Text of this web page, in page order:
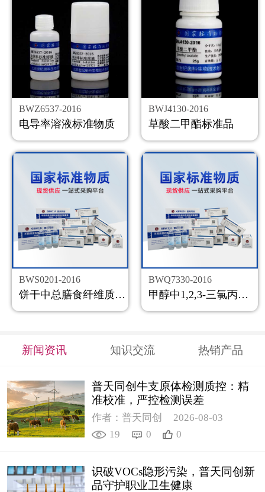
BWZ6537-2016
电导率溶液标准物质
BWJ4130-2016
草酸二甲酯标准品
BWS0201-2016
饼干中总膳食纤维质控样品
BWQ7330-2016
甲醇中1,2,3-三氯丙烷溶液标准物质
新闻资讯 知识交流 热销产品
普天同创牛支原体检测质控：精
准校准，严控检测误差
作者：普天同创
2026-08-03
19
0 0
识破VOCs隐形污染，普天同创新
品守护职业卫生健康
公司主页
购物车
会员中心
联系我们
返回主页